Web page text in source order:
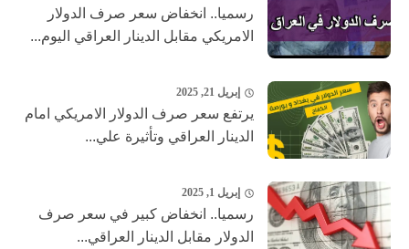
رسميا.. انخفاض سعر صرف الدولار
الامريكي مقابل الدينار العراقي اليوم...
إبريل 21, 2025
يرتفع سعر صرف الدولار الامريكي امام
الدينار العراقي وتأثيرة علي...
إبريل 1, 2025
رسميا.. انخفاض كبير في سعر صرف
الدولار مقابل الدينار العراقي...